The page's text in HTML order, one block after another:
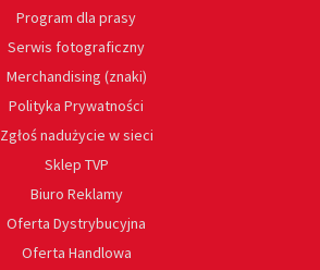
Program dla prasy
Serwis fotograficzny
Merchandising (znaki)
Polityka Prywatności
Zgłoś nadużycie w sieci
Sklep TVP
Biuro Reklamy
Oferta Dystrybucyjna
Oferta Handlowa